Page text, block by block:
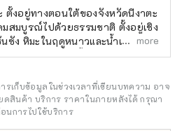
ตั้งอยู่ทางตอนใต้ของจังหวัดนีงาตะ
มสมบูรณ์ไปด้วยธรรมชาติ ตั้งอยู่เชิง
นซัง หิมะในฤดูหนาวและน้ำแข็ง
บไม้ผลิช่วยหล่อเลี้ยงผืนดิน ช่วย
ะต้นไม้เขียวขจีสดชื่นในฤดูใบไม้ผลิ
แจ้งในฤดูร้อน ทุ่งนาสีทองอร่าม
ยนสีในฤดูใบไม้ร่วง และผืนหิมะที่
more
รเก็บข้อมูลในช่วงเวลาที่เขียนบทความ อาจ
ดสินค้า บริการ ราคาในภายหลังได้ กรุณา
นการไปใช้บริการ